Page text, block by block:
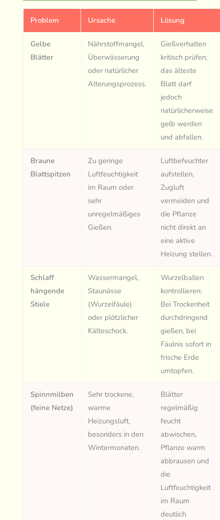
Problem Ursache Lösung
Gelbe
Blätter
Nährstoffmangel,
Überwässerung
oder natürlicher
Alterungsprozess.
Gießverhalten
kritisch prüfen;
das älteste
Blatt darf
jedoch
natürlicherweise
gelb werden
und abfallen.
Braune
Blattspitzen
Zu geringe
Luftfeuchtigkeit
im Raum oder
sehr
unregelmäßiges
Gießen.
Luftbefeuchter
aufstellen,
Zugluft
vermeiden und
die Pflanze
nicht direkt an
eine aktive
Heizung stellen.
Schlaff
hängende
Stiele
Wassermangel,
Staunässe
(Wurzelfäule)
oder plötzlicher
Kälteschock.
Wurzelballen
kontrollieren:
Bei Trockenheit
durchdringend
gießen, bei
Fäulnis sofort in
frische Erde
umtopfen.
Spinnmilben
(feine Netze)
Sehr trockene,
warme
Heizungsluft,
besonders in den
Wintermonaten.
Blätter
regelmäßig
feucht
abwischen,
Pflanze warm
abbrausen und
die
Luftfeuchtigkeit
im Raum
deutlich